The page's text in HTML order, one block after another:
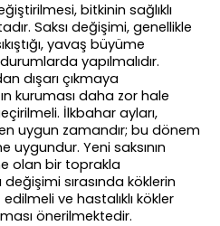
bitkinin sağlıklı
Saksı değişimi, genellikle
yavaş büyüme
yapılmalıdır.
dışarı çıkmaya
kuruması daha zor hale
İlkbahar ayları,
uygun zamandır; bu dönem
Yeni saksının
olan bir toprakla
sırasında köklerin
ve hastalıklı kökler
önerilmektedir.